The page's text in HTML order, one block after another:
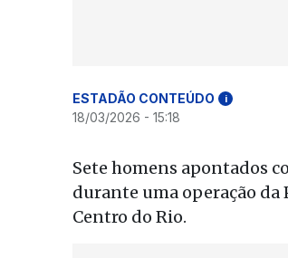
ESTADÃO CONTEÚDO i
18/03/2026 - 15:18
Sete homens apontados
durante uma operação
Centro do Rio.